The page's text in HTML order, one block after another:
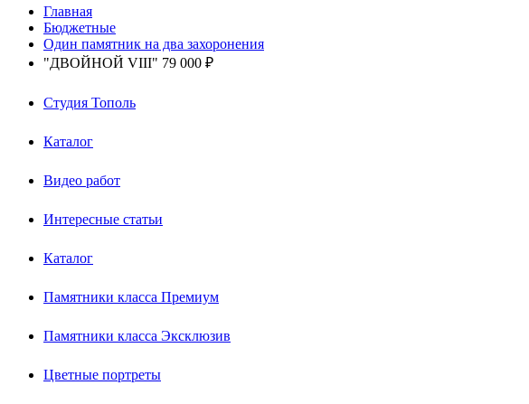
Главная
Бюджетные
Один памятник на два захоронения
"ДВОЙНОЙ VIII" 79 000 ₽
Студия Тополь
Каталог
Видео работ
Интересные статьи
Каталог
Памятники класса Премиум
Памятники класса Эксклюзив
Цветные портреты